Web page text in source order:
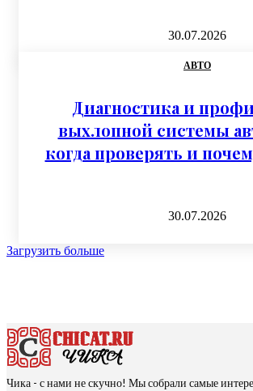
30.07.2026
АВТО
Диагностика и
выхлопной системы
когда проверять и
30.07.2026
Загрузить больше
Чика - с нами не скучно! Мы собрали самые